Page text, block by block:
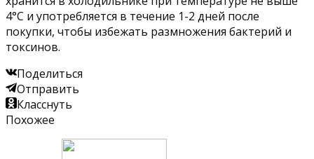
4°C и употребляется в течение 1-2 дней после
покупки, чтобы избежать размножения бактерий и
токсинов.
Поделиться
Отправить
Класснуть
Похожее